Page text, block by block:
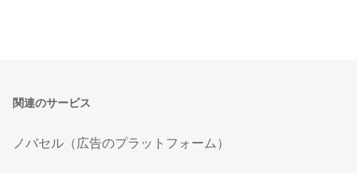
関連のサービス
ノバセル（広告のプラットフォーム）